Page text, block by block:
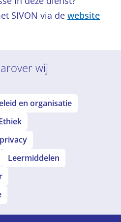
SIVON via de website
wij
en organisatie
Leermiddelen